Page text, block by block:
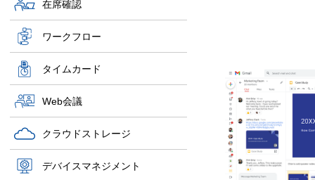
在席確認
ワークフロー
タイムカード
Web会議
クラウドストレージ
デバイスマネジメント